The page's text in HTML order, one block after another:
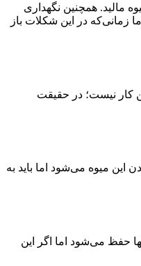
مالید. همچنین نگهداری
در این شکلات باز
کار نیست؛ در حقیقت
این میوه می‌شود اما باید به
حفظ می‌شود اما اگر این